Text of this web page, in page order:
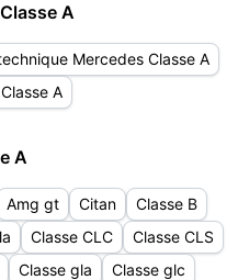
A
Mercedes Classe A
A
A
Amg gt Citan
Classe B
Classe CLC
Classe CLS
Classe gla
Classe glc